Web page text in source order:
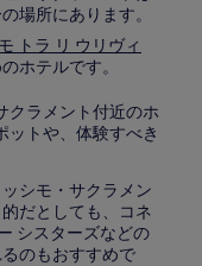
場所にあります。
トラ リ ウリヴィ
ホテルです。
クラメント付近のホ
ットや、体験すべき
シモ・サクラメン
だとしても、コネ
シスターズなどの
のもおすすめで